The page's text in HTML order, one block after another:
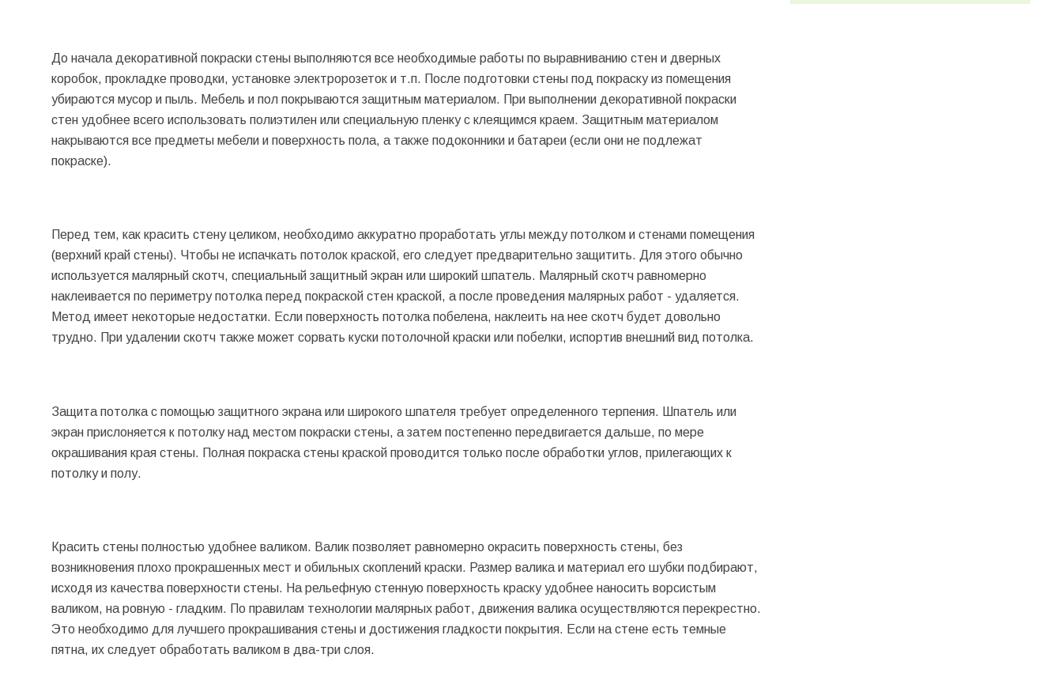
До начала декоративной покраски стены выполняются все необходимые работы по выравниванию стен и дверных
коробок, прокладке проводки, установке электророзеток и т.п. После подготовки стены под покраску из помещения
убираются мусор и пыль. Мебель и пол покрываются защитным материалом. При выполнении декоративной покраски
стен удобнее всего использовать полиэтилен или специальную пленку с клеящимся краем. Защитным материалом
накрываются все предметы мебели и поверхность пола, а также подоконники и батареи (если они не подлежат
покраске).
Перед тем, как красить стену целиком, необходимо аккуратно проработать углы между потолком и стенами помещения
(верхний край стены). Чтобы не испачкать потолок краской, его следует предварительно защитить. Для этого обычно
используется малярный скотч, специальный защитный экран или широкий шпатель. Малярный скотч равномерно
наклеивается по периметру потолка перед покраской стен краской, а после проведения малярных работ - удаляется.
Метод имеет некоторые недостатки. Если поверхность потолка побелена, наклеить на нее скотч будет довольно
трудно. При удалении скотч также может сорвать куски потолочной краски или побелки, испортив внешний вид потолка.
Защита потолка с помощью защитного экрана или широкого шпателя требует определенного терпения. Шпатель или
экран прислоняется к потолку над местом покраски стены, а затем постепенно передвигается дальше, по мере
окрашивания края стены. Полная покраска стены краской проводится только после обработки углов, прилегающих к
потолку и полу.
Красить стены полностью удобнее валиком. Валик позволяет равномерно окрасить поверхность стены, без
возникновения плохо прокрашенных мест и обильных скоплений краски. Размер валика и материал его шубки подбирают,
исходя из качества поверхности стены. На рельефную стенную поверхность краску удобнее наносить ворсистым
валиком, на ровную - гладким. По правилам технологии малярных работ, движения валика осуществляются перекрестно.
Это необходимо для лучшего прокрашивания стены и достижения гладкости покрытия. Если на стене есть темные
пятна, их следует обработать валиком в два-три слоя.